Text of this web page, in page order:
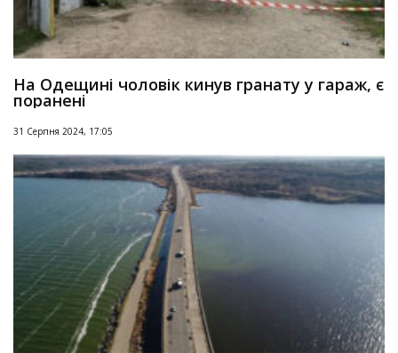
На Одещині чоловік кинув гранату у гараж, є
поранені
31 Серпня 2024, 17:05